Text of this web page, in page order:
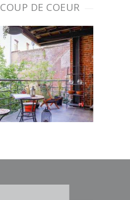
COUP DE COEUR